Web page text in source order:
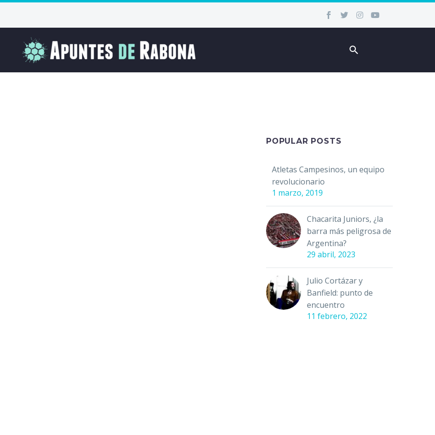
POPULAR POSTS
Atletas Campesinos, un equipo
revolucionario
1 marzo, 2019
Chacarita Juniors, ¿la
barra más peligrosa de
Argentina?
29 abril, 2023
Julio Cortázar y
Banfield: punto de
encuentro
11 febrero, 2022